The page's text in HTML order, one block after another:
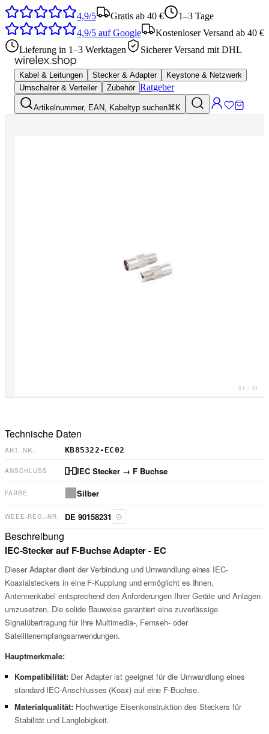
4,9/5 Gratis ab 40 €
1–3 Tage
4,9/5 auf Google
Kostenloser Versand ab 40 €
Lieferung in 1–3 Werktagen
Sicherer Versand mit DHL
Kabel & Leitungen Stecker & Adapter
Keystone & Netzwerk
Umschalter & Verteiler
Zubehör Ratgeber
Artikelnummer, EAN, Kabeltyp suchen⌘K
01 / 01
Technische Daten
ART.-NR. KB85322-EC02
ANSCHLUSS IEC Stecker → F Buchse
FARBE Silber
WEEE-REG.-NR. DE 90158231
Beschreibung
IEC-Stecker auf F-Buchse Adapter - EC
Dieser Adapter dient der Verbindung und Umwandlung eines IEC-
Koaxialsteckers in eine F-Kupplung und ermöglicht es Ihnen,
Antennenkabel entsprechend den Anforderungen Ihrer Geräte und Anlagen
umzusetzen. Die solide Bauweise garantiert eine zuverlässige
Signalübertragung für Ihre Multimedia-, Fernseh- oder
Satellitenempfangsanwendungen.
Hauptmerkmale:
Kompatibilität: Der Adapter ist geeignet für die Umwandlung eines
standard IEC-Anschlusses (Koax) auf eine F-Buchse.
Materialqualität:Hochwertige Eisenkonstruktion des Steckers für
Stabilität und Langlebigkeit.